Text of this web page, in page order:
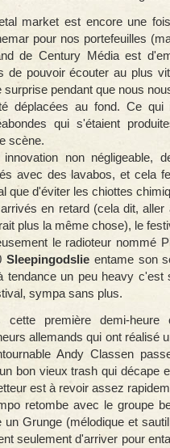
market est encore une
pour nos portefeuilles
de Century Média est
de pouvoir écouter au plus
surprise pendant que nous
déplacées au fond. Ce qui
qui s'étaient
scène.
innovation non négligeable,
avec des lavabos, et cela
que d'éviter les chiottes
en retard (cela dit,
plus la même chose), le
le radioteur nommé
Sleepingodslie entame son
tendance un peu heavy
sympa sans plus.
cette première demi-
allemands qui ont réalisé
Andy Classen
bon vieux trash qui décape
est à revoir assez
retombe avec le groupe
un Grunge (mélodique et
seulement d'arriver pour